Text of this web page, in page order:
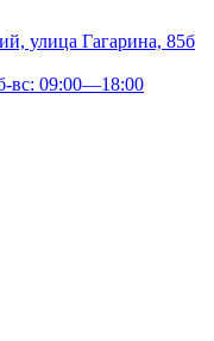
улица Гагарина, 85б
вс: 09:00—18:00